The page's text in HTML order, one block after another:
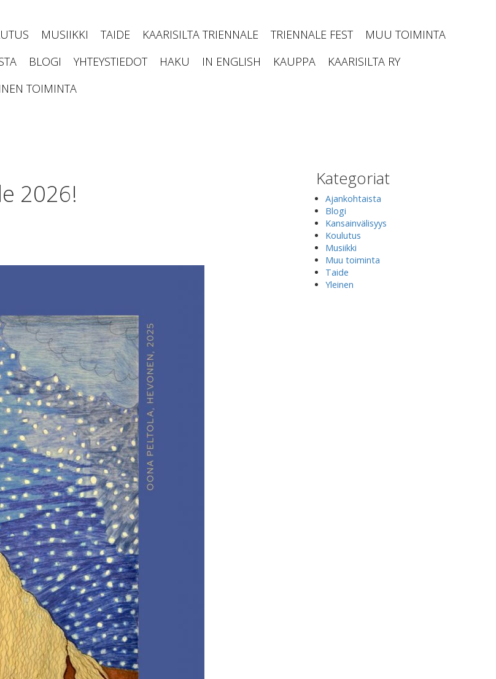
MUSIIKKI TAIDE KAARISILTA TRIENNALE TRIENNALE FEST
MUU TOIMINTA
BLOGI YHTEYSTIEDOT HAKU IN ENGLISH KAUPPA
KAARISILTA RY
TOIMINTA
2026!
Kategoriat
Ajankohtaista
Blogi
Kansainvälisyys
Koulutus
Musiikki
Muu toiminta
Taide
Yleinen